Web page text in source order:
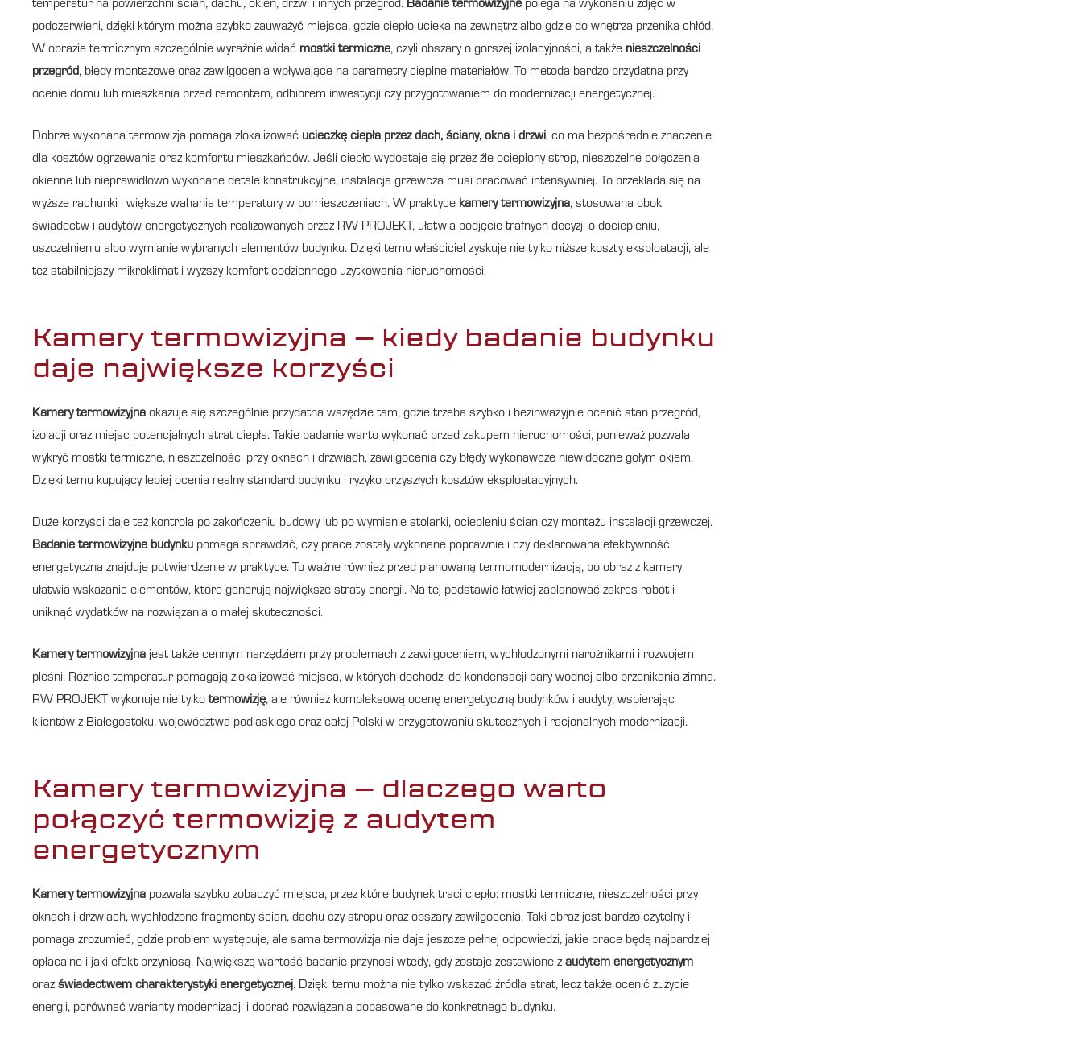
temperatur na powierzchni ścian, dachu, okien, drzwi i innych przegród. Badanie termowizyjne polega na wykonaniu zdjęć w
podczerwieni, dzięki którym można szybko zauważyć miejsca, gdzie ciepło ucieka na zewnątrz albo gdzie do wnętrza przenika chłód.
W obrazie termicznym szczególnie wyraźnie widać mostki termiczne, czyli obszary o gorszej izolacyjności, a także nieszczelności
przegród, błędy montażowe oraz zawilgocenia wpływające na parametry cieplne materiałów. To metoda bardzo przydatna przy
ocenie domu lub mieszkania przed remontem, odbiorem inwestycji czy przygotowaniem do modernizacji energetycznej.
Dobrze wykonana termowizja pomaga zlokalizować ucieczkę ciepła przez dach, ściany, okna i drzwi, co ma bezpośrednie znaczenie
dla kosztów ogrzewania oraz komfortu mieszkańców. Jeśli ciepło wydostaje się przez źle ocieplony strop, nieszczelne połączenia
okienne lub nieprawidłowo wykonane detale konstrukcyjne, instalacja grzewcza musi pracować intensywniej. To przekłada się na
wyższe rachunki i większe wahania temperatury w pomieszczeniach. W praktyce kamery termowizyjna, stosowana obok
świadectw i audytów energetycznych realizowanych przez RW PROJEKT, ułatwia podjęcie trafnych decyzji o dociepleniu,
uszczelnieniu albo wymianie wybranych elementów budynku. Dzięki temu właściciel zyskuje nie tylko niższe koszty eksploatacji, ale
też stabilniejszy mikroklimat i wyższy komfort codziennego użytkowania nieruchomości.
Kamery termowizyjna – kiedy badanie budynku
daje największe korzyści
Kamery termowizyjna okazuje się szczególnie przydatna wszędzie tam, gdzie trzeba szybko i bezinwazyjnie ocenić stan przegród,
izolacji oraz miejsc potencjalnych strat ciepła. Takie badanie warto wykonać przed zakupem nieruchomości, ponieważ pozwala
wykryć mostki termiczne, nieszczelności przy oknach i drzwiach, zawilgocenia czy błędy wykonawcze niewidoczne gołym okiem.
Dzięki temu kupujący lepiej ocenia realny standard budynku i ryzyko przyszłych kosztów eksploatacyjnych.
Duże korzyści daje też kontrola po zakończeniu budowy lub po wymianie stolarki, ociepleniu ścian czy montażu instalacji grzewczej.
Badanie termowizyjne budynku pomaga sprawdzić, czy prace zostały wykonane poprawnie i czy deklarowana efektywność
energetyczna znajduje potwierdzenie w praktyce. To ważne również przed planowaną termomodernizacją, bo obraz z kamery
ułatwia wskazanie elementów, które generują największe straty energii. Na tej podstawie łatwiej zaplanować zakres robót i
uniknąć wydatków na rozwiązania o małej skuteczności.
Kamery termowizyjna jest także cennym narzędziem przy problemach z zawilgoceniem, wychłodzonymi narożnikami i rozwojem
pleśni. Różnice temperatur pomagają zlokalizować miejsca, w których dochodzi do kondensacji pary wodnej albo przenikania zimna.
RW PROJEKT wykonuje nie tylko termowizję, ale również kompleksową ocenę energetyczną budynków i audyty, wspierając
klientów z Białegostoku, województwa podlaskiego oraz całej Polski w przygotowaniu skutecznych i racjonalnych modernizacji.
Kamery termowizyjna – dlaczego warto
połączyć termowizję z audytem
energetycznym
Kamery termowizyjna pozwala szybko zobaczyć miejsca, przez które budynek traci ciepło: mostki termiczne, nieszczelności przy
oknach i drzwiach, wychłodzone fragmenty ścian, dachu czy stropu oraz obszary zawilgocenia. Taki obraz jest bardzo czytelny i
pomaga zrozumieć, gdzie problem występuje, ale sama termowizja nie daje jeszcze pełnej odpowiedzi, jakie prace będą najbardziej
opłacalne i jaki efekt przyniosą. Największą wartość badanie przynosi wtedy, gdy zostaje zestawione z audytem energetycznym
oraz świadectwem charakterystyki energetycznej. Dzięki temu można nie tylko wskazać źródła strat, lecz także ocenić zużycie
energii, porównać warianty modernizacji i dobrać rozwiązania dopasowane do konkretnego budynku.